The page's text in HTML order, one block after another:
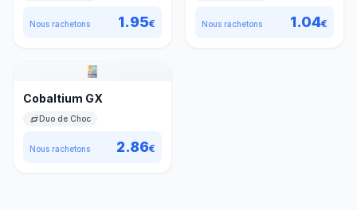
Nous rachetons 1.95€ Nous rachetons 1.04€
Cobaltium GX
Duo de Choc
Nous rachetons 2.86€